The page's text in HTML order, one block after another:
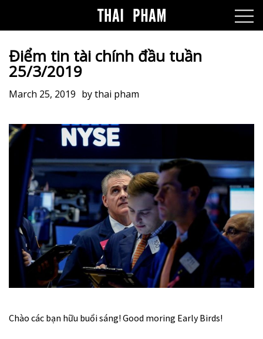
Điểm tin tài chính đầu tuần
25/3/2019
March 25, 2019 bythai pham
Chào các bạn hữu buổi sáng! Good moring Early Birds!